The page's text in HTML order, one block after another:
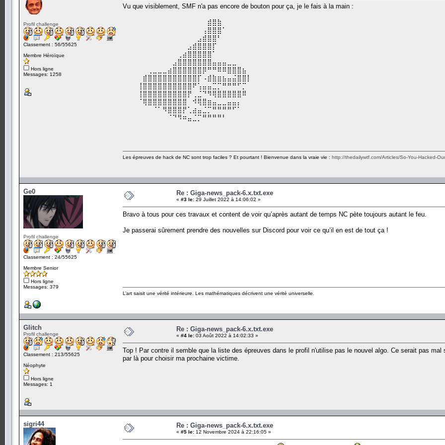
Profil challenge
Classement : 56/55625
Membre Héroïque
Hors ligne
Messages: 1258
Vu que visiblement, SMF n'a pas encore de bouton pour ça, je le fais à la main :
⠀⠀⠀⠀⠀⠀⠀⠀⠀⠀⠀⠀⠀⠀⠀⠀⠀⣾⣿⣷⠀⠀⠀⠀⠀⠀⠀⠀⠀⠀
⠀⠀⠀⠀⠀⠀⠀⠀⠀⠀⠀⠀⠀⠀⠀⠀⢠⣿⣿⣿⠁⠀⠀⠀⠀⠀⠀⠀⠀⠀
⠀⠀⠀⠀⠀⠀⠀⠀⠀⠀⠀⠀⠀⠀⠀⣠⣾⣿⣿⠃⠀⠀⠀⠀⠀⠀⠀⠀⠀⠀
⠀⠀⠀⠀⠀⠀⠀⠀⠀⠀⠀⠀⠀⣠⣾⣿⣿⣿⡏⠀⠀⠀⠀⠀⠀⠀⠀⠀⠀⠀
⠀⠀⠀⠀⠀⠀⠀⠀⠀⠀⠀⢀⣴⣿⣿⣿⣿⣿⠁⠀⠀⠀⠀⠀⠀⠀⠀⠀⠀⠀
⠀⠀⠀⠀⠀⠀⠀⠀⠀⠀⣠⣿⣿⣿⣿⣿⣿⣿⣤⣤⣤⣀⣀⠀⠀⠀⠀⠀⠀⠀
⠀⠀⠀⠀⠀⢀⣀⣀⣀⣴⣿⣿⣿⣿⣿⣿⡿⠛⠛⠿⠿⣿⣿⣿⣦⠀⠀⠀⠀⠀
⠀⠀⠀⠀⣾⣿⣿⣿⣿⣿⣿⣿⣿⣿⣿⡏⠠⣾⣷⣶⣦⣤⣬⣿⣿⡇⠀⠀⠀⠀
⠀⠀⠀⢸⣿⣿⣿⣿⣿⣿⣿⣿⣿⣿⠟⢡⣤⣤⣉⡉⠛⠛⠛⠋⡉⠀⠀⠀⠀⠀
⠀⠀⠀⢸⣿⣿⣿⣿⣿⣿⣿⣿⣿⡟⢀⣈⠙⠻⢿⣿⣿⣿⣿⣿⠿⠀⠀⠀⠀⠀
⠀⠀⠀⠈⢿⣿⣿⣿⣿⣿⣿⣿⣿⠀⠺⢿⣿⣶⣤⣀⣀⣤⣤⡄⠀⠀⠀⠀⠀⠀
⠀⠀⠀⠀⠀⠀⠈⠁⠻⣿⣿⣿⡟⢁⣴⣤⣈⡉⠛⠛⠛⠛⠋⠁⠀⠀⠀⠀⠀⠀
⠀⠀⠀⠀⠀⠀⠀⠀⠀⠈⠙⠻⠶⣤⣈⡉⠛⠛⠛⠛⠃⠀⠀⠀⠀⠀⠀⠀⠀⠀
Les épreuves de hack de NC sont trop faciles ? Et pourtant ! Bienvenue dans la vraie vie : http://thedailywtf.com/Articles/So-You-Hacked-
Ge0
Profil challenge
Classement : 24/55625
Membre Senior
Hors ligne
Messages: 379
Re : Giga-news_pack-6.x.txt.exe
« #3 le: 29 Juillet 2022 à 14:06:02 »
Bravo à tous pour ces travaux et content de voir qu’après autant de temps NC pète toujours autant le feu.
Je passerai sûrement prendre des nouvelles sur Discord pour voir ce qu’il en est de tout ça !
L’art saisit une vérité intérieure. Les mathématiques décrivent une vérité universelle.
Glitch
Profil challenge
Classement : 213/55625
Néophyte
Hors ligne
Messages: 1
Re : Giga-news_pack-6.x.txt.exe
« #4 le: 03 Août 2022 à 14:02:33 »
Top ! Par contre il semble que la liste des épreuves dans le profil n'utilise pas le nouvel algo. Ce serait pas
par là pour choisir ma prochaine victime.
sigri44 Re : Giga-news_pack-6.x.txt.exe
« #5 le: 12 Novembre 2024 à 22:16:05 »